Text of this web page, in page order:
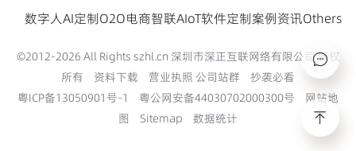
数字人AI定制O2O电商智联AIoT软件定制案例资讯Others
©2012-2026 All Rights szhl.cn 深圳市深正互联网络有限公司 版权
所有
资料下载 营业执照 公司站群
抄袭必看
粤ICP备13050901号-1
粤公网安备44030702000300号
网站地
图
Sitemap 数据统计